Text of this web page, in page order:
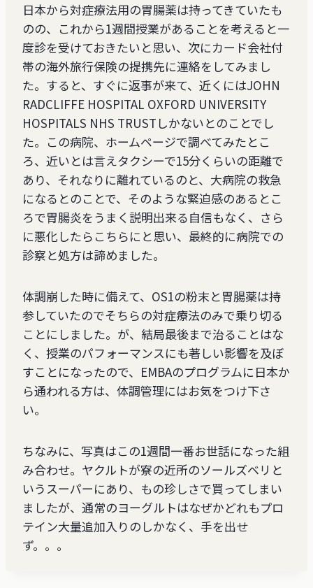
日本から対症療法用の胃腸薬は持ってきていたも
のの、これから1週間授業があることを考えると一
度診を受けておきたいと思い、次にカード会社付
帯の海外旅行保険の提携先に連絡をしてみまし
た。すると、すぐに返事が来て、近くにはJOHN
RADCLIFFE HOSPITAL OXFORD UNIVERSITY
HOSPITALS NHS TRUSTしかないとのことでし
た。この病院、ホームページで調べてみたとこ
ろ、近いとは言えタクシーで15分くらいの距離で
あり、それなりに離れているのと、大病院の救急
になるとのことで、そのような緊迫感のあるとこ
ろで胃腸炎をうまく説明出来る自信もなく、さら
に悪化したらこちらにと思い、最終的に病院での
診察と処方は諦めました。
体調崩した時に備えて、OS1の粉末と胃腸薬は持
参していたのでそちらの対症療法のみで乗り切る
ことにしました。が、結局最後まで治ることはな
く、授業のパフォーマンスにも著しい影響を及ぼ
すことになったので、EMBAのプログラムに日本か
ら通われる方は、体調管理にはお気をつけ下さ
い。
ちなみに、写真はこの1週間一番お世話になった組
み合わせ。ヤクルトが寮の近所のソールズベリと
いうスーパーにあり、もの珍しさで買ってしまい
ましたが、通常のヨーグルトはなぜかどれもプロ
テイン大量追加入りのしかなく、手を出せ
ず。。。